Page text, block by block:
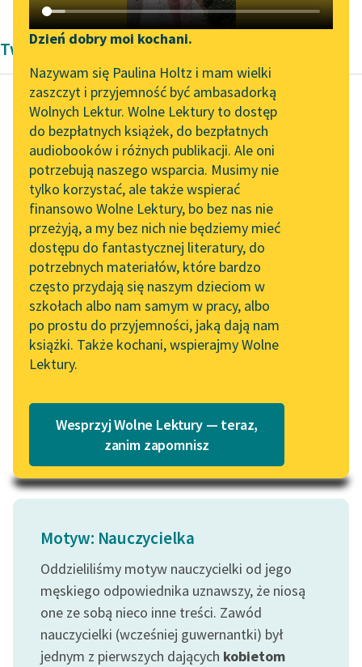
Katalog DAISY
Podkasty o książkach
Zgłoś brak utworu
Aktualności
Spotkanie z Katarzyną
Tunkiel w Oslo
Wolne Lektury na 32.
Pol’and’Rock Festivalu
„Kochanek Lady
Chatterley” do słuchania
na Wolnych Lekturach
Nowy audiobook –
„Marzenie o Oriencie”
Sophie Elkan
Kolekcja Nadwyraz.com x
Wolne Lektury – idealna na
Lektury szkolne i klasyka
literatury do słuchania dla
niepełnosprawnościami
E-kolekcja lektur
szkolnych i literatury do
słuchania dla uczennic i
uczniów z
niepełnosprawnościami
Narzędzia
Mapa Wolnych Lektur
Leśmianator
Przewodnik dla piszących i
czytających
API
OAI-PMH
Widget Wolnych Lektur
Przypisy
Katalog w formacie PDF
Dzień dobry moi kochani.
Nazywam się Paulina Holtz i mam wielki
zaszczyt i przyjemność być ambasadorką
Wolnych Lektur. Wolne Lektury to dostęp
do bezpłatnych książek, do bezpłatnych
audiobooków i różnych publikacji. Ale oni
potrzebują naszego wsparcia. Musimy nie
tylko korzystać, ale także wspierać
finansowo Wolne Lektury, bo bez nas nie
przeżyją, a my bez nich nie będziemy mieć
dostępu do fantastycznej literatury, do
potrzebnych materiałów, które bardzo
często przydają się naszym dzieciom w
szkołach albo nam samym w pracy, albo
po prostu do przyjemności, jaką dają nam
książki. Także kochani, wspierajmy Wolne
Lektury.
Wesprzyj Wolne Lektury — teraz,
zanim zapomnisz
Twórczość Lucy Maud Montgomery
Lucy Maud Montgomery
Ania z Wyspy
Co do strony
finansowej…
ale o tym nie
będę
mówiła.
Kogo
bogowie
chcą
Czytaj więcej
Motyw: Nauczycielka
Oddzieliliśmy motyw nauczycielki od jego
męskiego odpowiednika uznawszy, że niosą
one ze sobą nieco inne treści. Zawód
nauczycielki (wcześniej guwernantki) był
jednym z pierwszych dających kobietom